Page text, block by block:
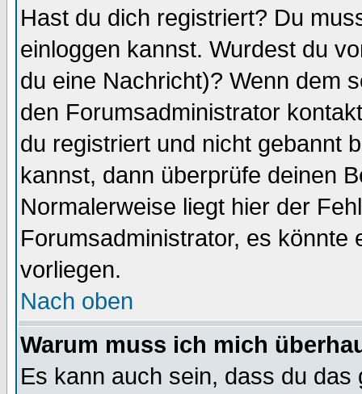
Hast du dich registriert? Du
einloggen kannst. Wurdest du
du eine Nachricht)? Wenn dem
den Forumsadministrator
du registriert und nicht gebannt
kannst, dann überprüfe deinen
Normalerweise liegt hier der
Forumsadministrator, es könnte
vorliegen.
Nach oben
Warum muss ich mich
Es kann auch sein, dass du